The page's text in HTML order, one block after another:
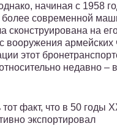
начиная с 1958
более современной
сконструирована на
вооружения армейских
этот
недавно –
тот факт, что в 50 годы
экспортировал